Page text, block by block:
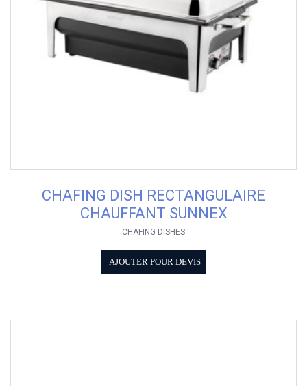
CHAFING DISH RECTANGULAIRE
CHAUFFANT SUNNEX
CHAFING DISHES
AJOUTER POUR DEVIS